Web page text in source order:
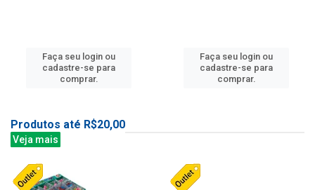
Faça seu login ou
cadastre-se para
comprar.
Faça seu login ou
cadastre-se para
comprar.
Produtos até R$20,00
Veja mais